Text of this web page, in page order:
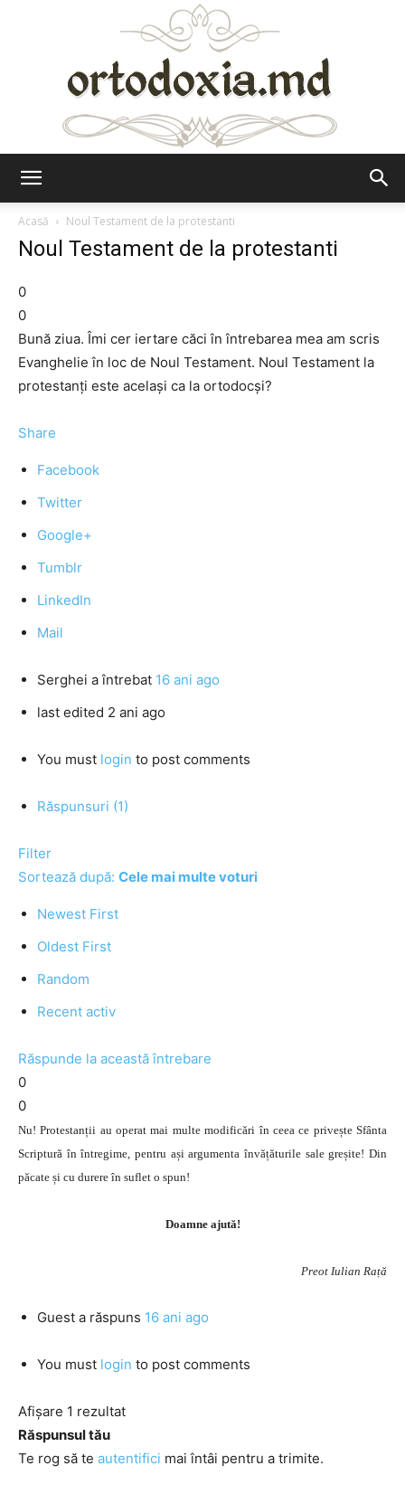
Acasă
Noul Testament de la protestanti
Noul Testament de la protestanti
0
0
Bună ziua. Îmi cer iertare căci în întrebarea mea am scris
Evanghelie în loc de Noul Testament. Noul Testament la
protestanţi este acelaşi ca la ortodocşi?
Share
Facebook
Twitter
Google+
Tumblr
LinkedIn
Mail
Serghei a întrebat 16 ani ago
last edited 2 ani ago
You must login to post comments
Răspunsuri (1)
Filter
Sortează după: Cele mai multe voturi
Newest First
Oldest First
Random
Recent activ
Răspunde la această întrebare
0
0
Nu! Protestanții au operat mai multe modificări în ceea ce privește Sfânta
Scriptură în întregime, pentru ași argumenta învățăturile sale greșite! Din
păcate și cu durere în suflet o spun!
Doamne ajută!
Preot Iulian Rață
Guest a răspuns 16 ani ago
You must login to post comments
Afișare 1 rezultat
Răspunsul tău
Te rog să te autentifici mai întâi pentru a trimite.